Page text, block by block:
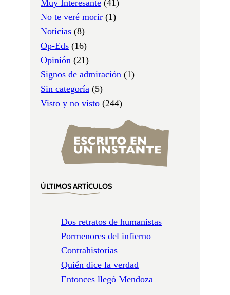
Muy Interesante (41)
No te veré morir (1)
Noticias (8)
Op-Eds (16)
Opinión (21)
Signos de admiración (1)
Sin categoría (5)
Visto y no visto (244)
ÚLTIMOS ARTÍCULOS
Dos retratos de humanistas
Pormenores del infierno
Contrahistorias
Quién dice la verdad
Entonces llegó Mendoza